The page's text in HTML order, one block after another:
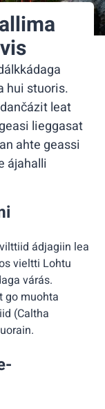
hui stuoris.
leat
lieggasat
ahte geassi
ájahalli
ádjagiin lea
vieltti Lohtu
várás.
go muohta
(Caltha